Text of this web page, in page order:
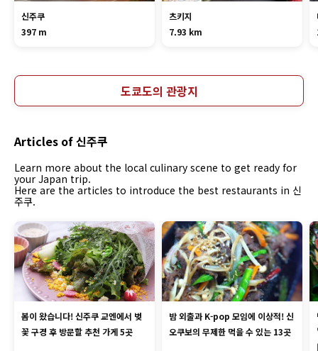
신주쿠
397 m
츠키지
7.93 km
도쿄도의 관광지
Articles of 신주쿠
Learn more about the local culinary scene to get ready for
your Japan trip.
Here are the articles to introduce the best restaurants in 신
주쿠.
봄이 왔습니다! 신주쿠 교엔에서 벚
꽃 구경 후 방문할 추천 가게 5곳
밤 외출과 K-pop 모임에 이상적! 신
오쿠보의 무제한 먹을 수 있는 13곳